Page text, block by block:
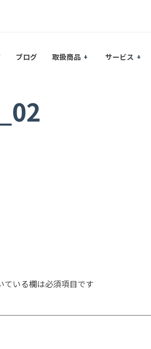
ブログ 取扱商品 サービス
ている欄は必須項目です